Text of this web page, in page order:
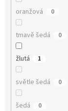
oranžová 0
tmavě šedá 0
žlutá 1
světle šedá 0
šedá 0